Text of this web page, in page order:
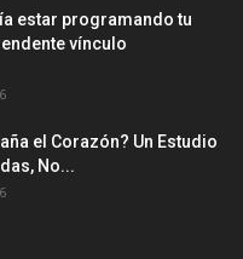
estar programando tu
vínculo
el Corazón? Un Estudio
No...